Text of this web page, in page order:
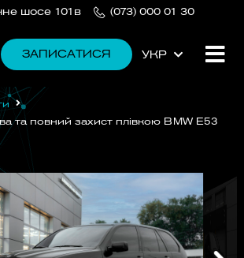
шосе 101в (073) 000 01 30
ЗАПИСАТИСЯ УКР
РУС
та повний захист плівкою BMW E53